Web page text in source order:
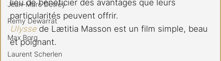
Jean-Marc Detrey
Remy Dewarrat
Max Borg
Laurent Scherlen
lieu de bénéficier des avantages que leurs
particularités peuvent offrir.
Ulysse de Lætitia Masson est un film simple, beau
et poignant.